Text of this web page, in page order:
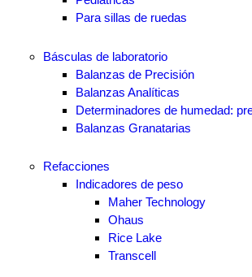
Para sillas de ruedas
Básculas de laboratorio
Balanzas de Precisión
Balanzas Analíticas
Determinadores de humedad:
Balanzas Granatarias
Refacciones
Indicadores de peso
Maher Technology
Ohaus
Rice Lake
Transcell